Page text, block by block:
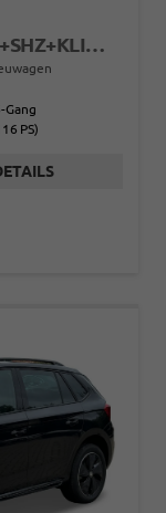
CLASSIC SELECTION KAMERA+SHZ+KLIMA+TEMPOMAT+LED+16" LM
Gang
PS)